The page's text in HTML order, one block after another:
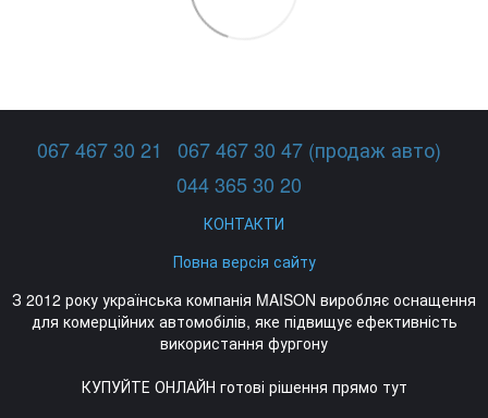
067 467 30 21
067 467 30 47 (продаж авто)
044 365 30 20
КОНТАКТИ
Повна версія сайту
З 2012 року українська компанія MAISON виробляє оснащення
для комерційних автомобілів, яке підвищує ефективність
використання фургону
КУПУЙТЕ ОНЛАЙН готові рішення прямо тут